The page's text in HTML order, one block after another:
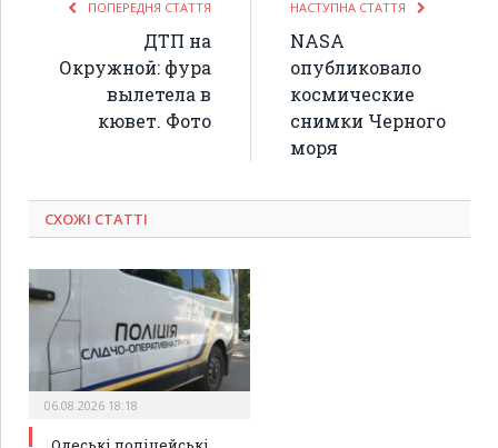
ПОПЕРЕДНЯ СТАТТЯ
ДТП на
Окружной: фура
вылетела в
кювет. Фото
НАСТУПНА СТАТТЯ
NASA
опубликовало
космические
снимки Черного
моря
СХОЖІ СТАТТІ
06.08.2026 18:18